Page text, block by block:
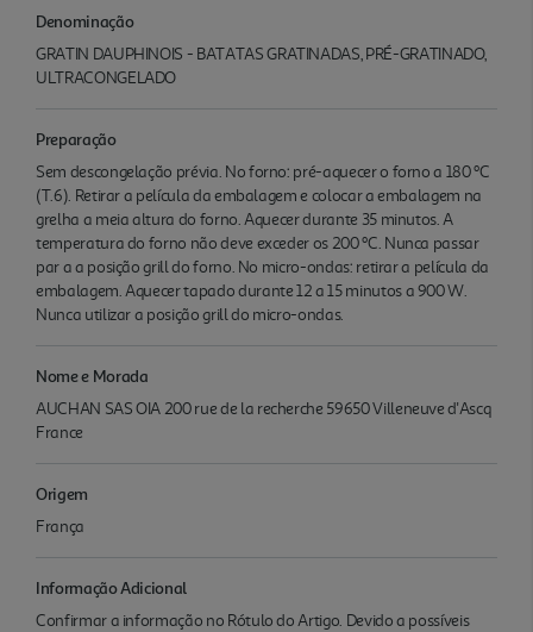
Denominação
GRATIN DAUPHINOIS - BATATAS GRATINADAS, PRÉ-GRATINADO,
ULTRACONGELADO
Preparação
Sem descongelação prévia. No forno: pré-aquecer o forno a 180 ºC
(T.6). Retirar a película da embalagem e colocar a embalagem na
grelha a meia altura do forno. Aquecer durante 35 minutos. A
temperatura do forno não deve exceder os 200 ºC. Nunca passar
par a a posição grill do forno. No micro-ondas: retirar a película da
embalagem. Aquecer tapado durante 12 a 15 minutos a 900 W.
Nunca utilizar a posição grill do micro-ondas.
Nome e Morada
AUCHAN SAS OIA 200 rue de la recherche 59650 Villeneuve d'Ascq
France
Origem
França
Informação Adicional
Confirmar a informação no Rótulo do Artigo. Devido a possíveis